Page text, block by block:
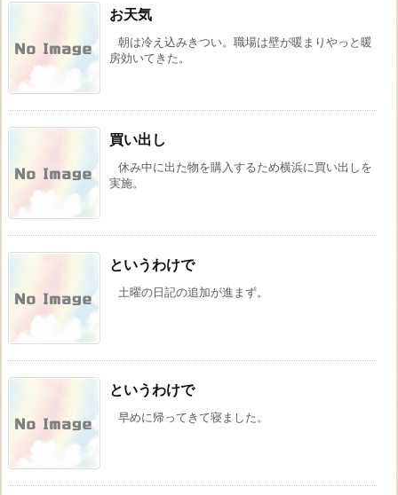
お天気
朝は冷え込みきつい。職場は壁が暖まりやっと暖
房効いてきた。
買い出し
休み中に出た物を購入するため横浜に買い出しを
実施。
というわけで
土曜の日記の追加が進まず。
というわけで
早めに帰ってきて寝ました。